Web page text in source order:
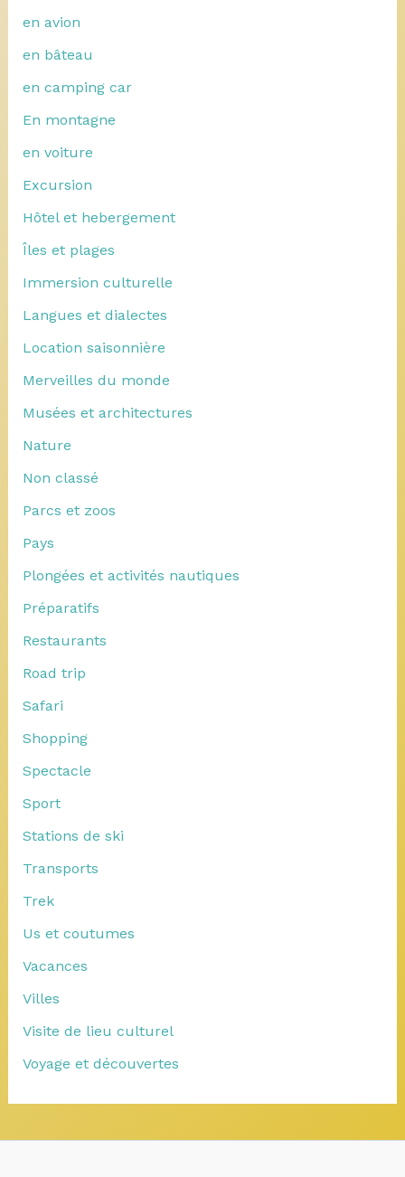
en avion
en bâteau
en camping car
En montagne
en voiture
Excursion
Hôtel et hebergement
Îles et plages
Immersion culturelle
Langues et dialectes
Location saisonnière
Merveilles du monde
Musées et architectures
Nature
Non classé
Parcs et zoos
Pays
Plongées et activités nautiques
Préparatifs
Restaurants
Road trip
Safari
Shopping
Spectacle
Sport
Stations de ski
Transports
Trek
Us et coutumes
Vacances
Villes
Visite de lieu culturel
Voyage et découvertes